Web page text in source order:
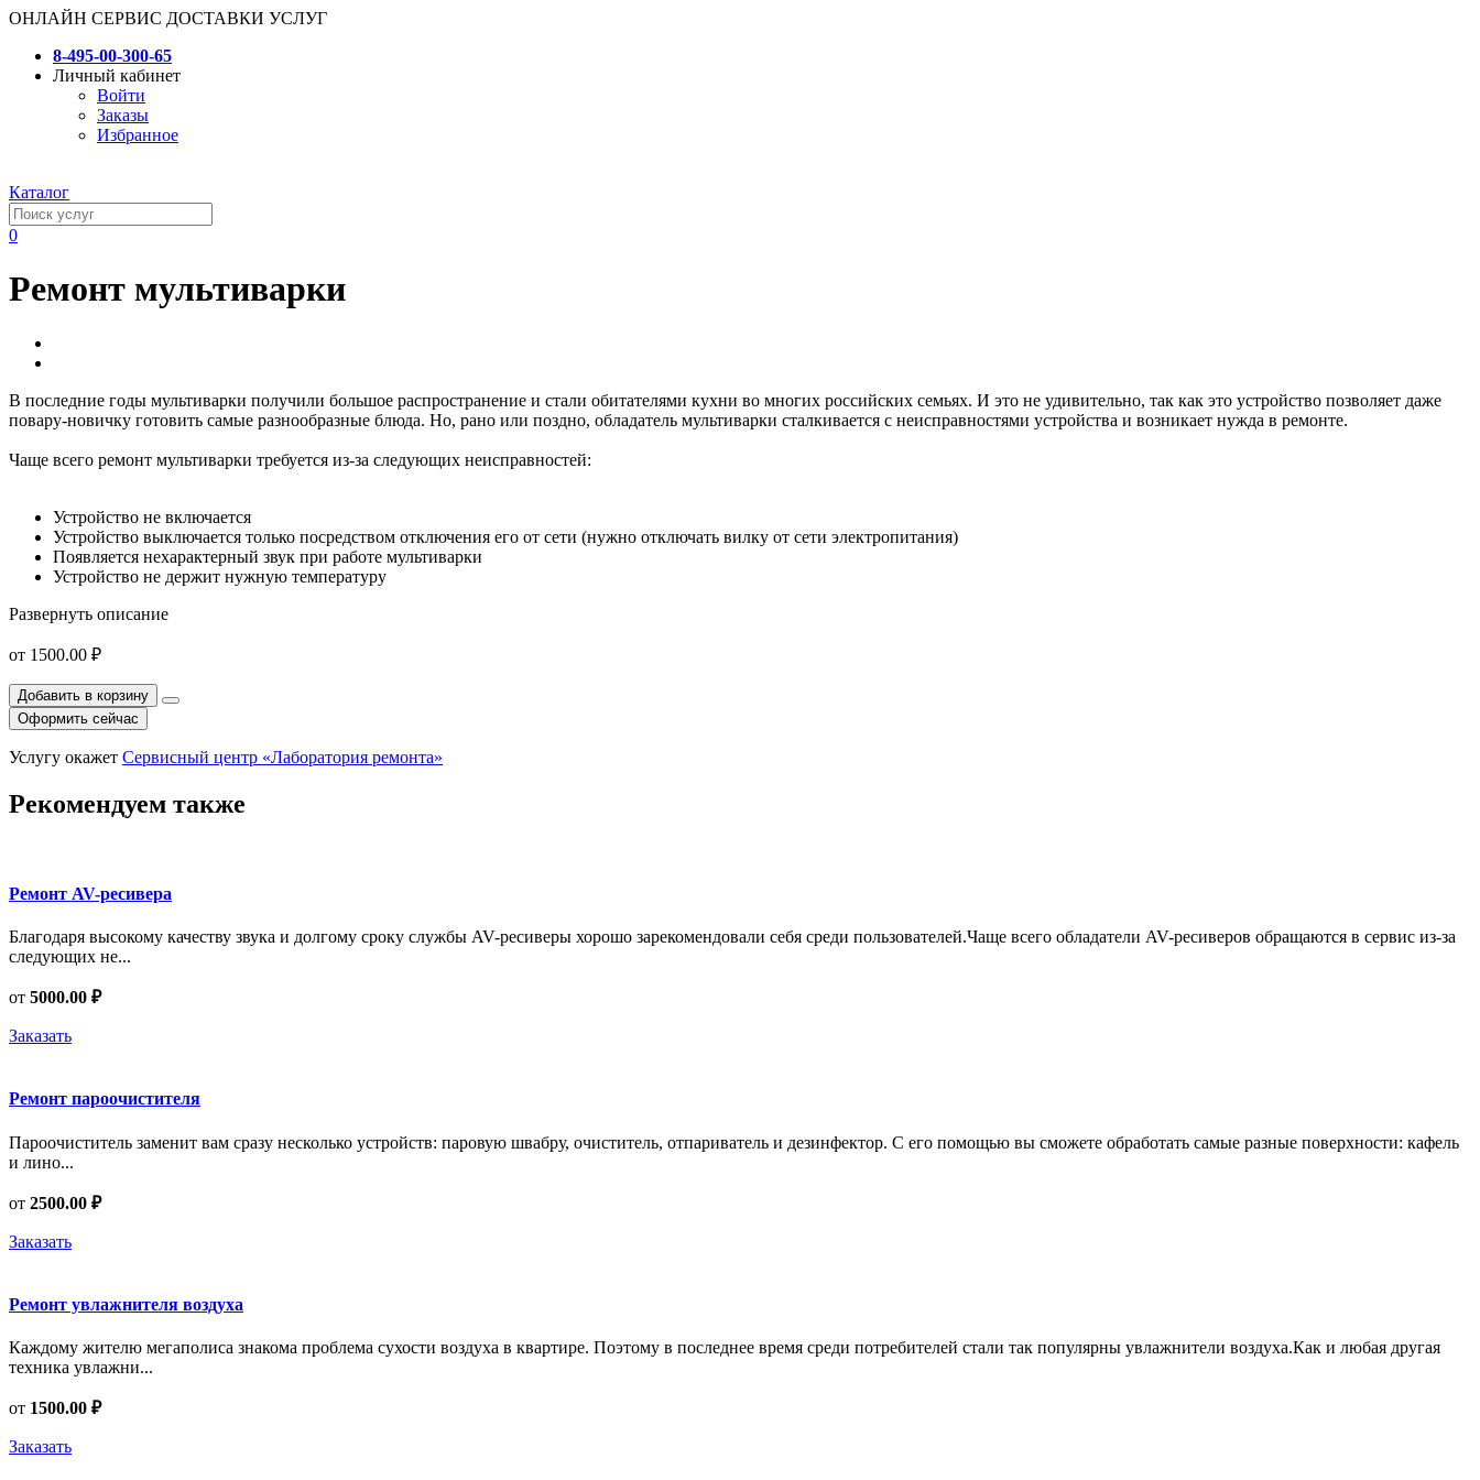
ОНЛАЙН СЕРВИС ДОСТАВКИ УСЛУГ
8-495-00-300-65
Личный кабинет
Войти
Заказы
Избранное
Каталог
0
Ремонт мультиварки
В последние годы мультиварки получили большое распространение и стали обитателями кухни во многих российских семьях. И это не удивительно, так как это устройство позволяет даже
повару-новичку готовить самые разнообразные блюда. Но, рано или поздно, обладатель мультиварки сталкивается с неисправностями устройства и возникает нужда в ремонте.
Чаще всего ремонт мультиварки требуется из-за следующих неисправностей:
Устройство не включается
Устройство выключается только посредством отключения его от сети (нужно отключать вилку от сети электропитания)
Появляется нехарактерный звук при работе мультиварки
Устройство не держит нужную температуру
Развернуть описание
от 1500.00 ₽
Добавить в корзину
Оформить сейчас
Услугу окажет Сервисный центр «Лаборатория ремонта»
Рекомендуем также
Ремонт AV-ресивера
Благодаря высокому качеству звука и долгому сроку службы AV-ресиверы хорошо зарекомендовали себя среди пользователей.Чаще всего обладатели AV-ресиверов обращаются в сервис из-за
следующих не...
от 5000.00 ₽
Заказать
Ремонт пароочистителя
Пароочиститель заменит вам сразу несколько устройств: паровую швабру, очиститель, отпариватель и дезинфектор. С его помощью вы сможете обработать самые разные поверхности: кафель
и лино...
от 2500.00 ₽
Заказать
Ремонт увлажнителя воздуха
Каждому жителю мегаполиса знакома проблема сухости воздуха в квартире. Поэтому в последнее время среди потребителей стали так популярны увлажнители воздуха.Как и любая другая
техника увлажни...
от 1500.00 ₽
Заказать